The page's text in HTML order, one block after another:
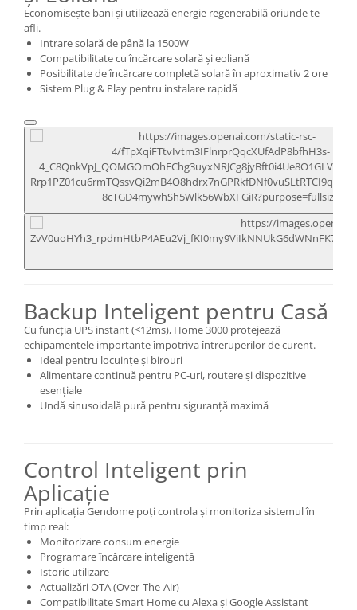
Economisește bani și utilizează energie regenerabilă oriunde te
afli.
Intrare solară de până la 1500W
Compatibilitate cu încărcare solară și eoliană
Posibilitate de încărcare completă solară în aproximativ 2 ore
Sistem Plug & Play pentru instalare rapidă
Backup Inteligent pentru Casă
Cu funcția UPS instant (<12ms), Home 3000 protejează
echipamentele importante împotriva întreruperilor de curent.
Ideal pentru locuințe și birouri
Alimentare continuă pentru PC-uri, routere și dispozitive
esențiale
Undă sinusoidală pură pentru siguranță maximă
Control Inteligent prin
Aplicație
Prin aplicația Gendome poți controla și monitoriza sistemul în
timp real:
Monitorizare consum energie
Programare încărcare inteligentă
Istoric utilizare
Actualizări OTA (Over-The-Air)
Compatibilitate Smart Home cu Alexa și Google Assistant